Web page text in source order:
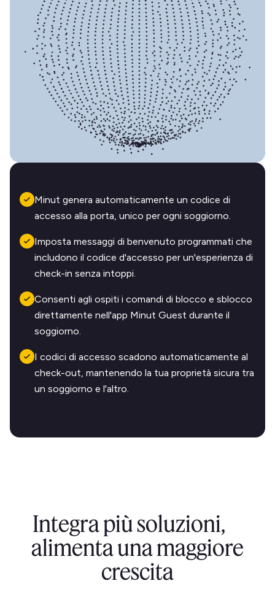
Minut genera automaticamente un codice di
accesso alla porta, unico per ogni soggiorno.
Imposta messaggi di benvenuto programmati che
includono il codice d'accesso per un'esperienza di
check-in senza intoppi.
Consenti agli ospiti i comandi di blocco e sblocco
direttamente nell'app Minut Guest durante il
soggiorno.
I codici di accesso scadono automaticamente al
check-out, mantenendo la tua proprietà sicura tra
un soggiorno e l'altro.
Integra più soluzioni,
alimenta una maggiore
crescita